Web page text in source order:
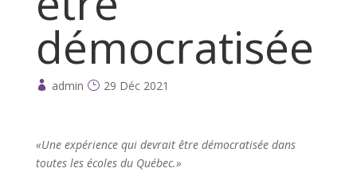
démocratisée
admin 29 Déc 2021
«Une expérience qui devrait être démocratisée dans
toutes les écoles du Québec.»